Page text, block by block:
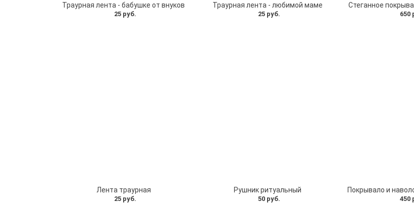
Траурная лента - бабушке от внуков
25 руб.
Траурная лента - любимой маме
25 руб.
Стеганное
650
Лента траурная
25 руб.
Рушник ритуальный
50 руб. 450